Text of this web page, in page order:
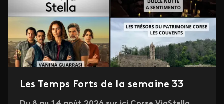
Les Temps Forts de la semaine 33